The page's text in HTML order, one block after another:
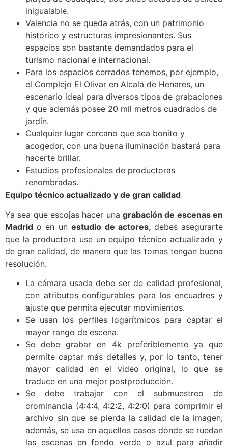
inigualable.
Valencia no se queda atrás, con un patrimonio
histórico y estructuras impresionantes. Sus
espacios son bastante demandados para el
turismo nacional e internacional.
Para los espacios cerrados tenemos, por ejemplo,
el Complejo El Olivar en Alcalá de Henares, un
escenario ideal para diversos tipos de grabaciones
y que además posee 20 mil metros cuadrados de
jardín.
Cualquier lugar cercano que sea bonito y
acogedor, con una buena iluminación bastará para
hacerte brillar.
Estudios profesionales de productoras
renombradas.
Equipo técnico actualizado y de gran calidad
Ya sea que escojas hacer una grabación de escenas en
Madrid o en un estudio de actores, debes asegurarte
que la productora use un equipo técnico actualizado y
de gran calidad, de manera que las tomas tengan buena
resolución.
La cámara usada debe ser de calidad profesional,
con atributos configurables para los encuadres y
ajuste que permita ejecutar movimientos.
Se usan los perfiles logarítmicos para captar el
mayor rango de escena.
Se debe grabar en 4k preferiblemente ya que
permite captar más detalles y, por lo tanto, tener
mayor calidad en el video original, lo que se
traduce en una mejor postproducción.
Se debe trabajar con el submuestreo de
crominancia (4:4:4, 4:2:2, 4:2:0) para comprimir el
archivo sin que se pierda la calidad de la imagen;
además, se usa en aquellos casos donde se ruedan
las escenas en fondo verde o azul para añadir